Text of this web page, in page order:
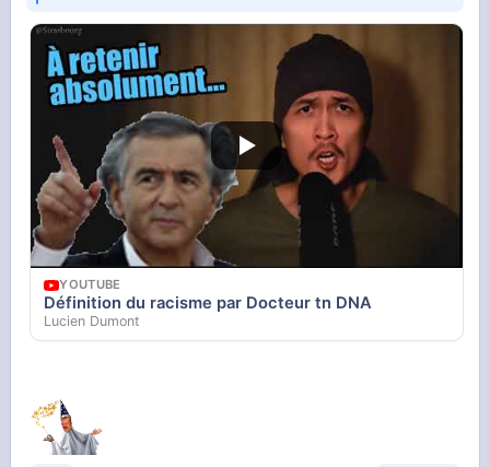
YOUTUBE
Définition du racisme par Docteur tn DNA
Lucien Dumont